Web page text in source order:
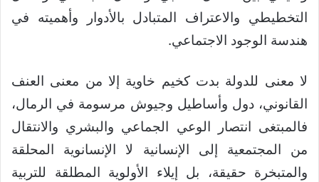
التخطيطي والاعتراف المتبادل بالأدوار وأهميته في
هندسة الوجود الاجتماعي.
لا معنى للدولة بدت كخيم خاوية إلا من معنى العنف
القانوني، دول وأساطيل وجيوش مرسومة في الرمال،
فالمبتغى انتصار الوعي الجماعي والبشري والانتقال
من المجتمعية إلى الإنسانية لا الإنسانوية المحلقة
والمتبخرة حقيقة، بل إيلاء الأولوية المطلقة للتربية